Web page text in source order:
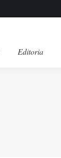
Editoria